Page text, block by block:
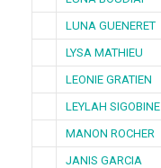
LUNA GUENERET
LYSA MATHIEU
LEONIE GRATIEN
LEYLAH SIGOBINE
MANON ROCHER
JANIS GARCIA